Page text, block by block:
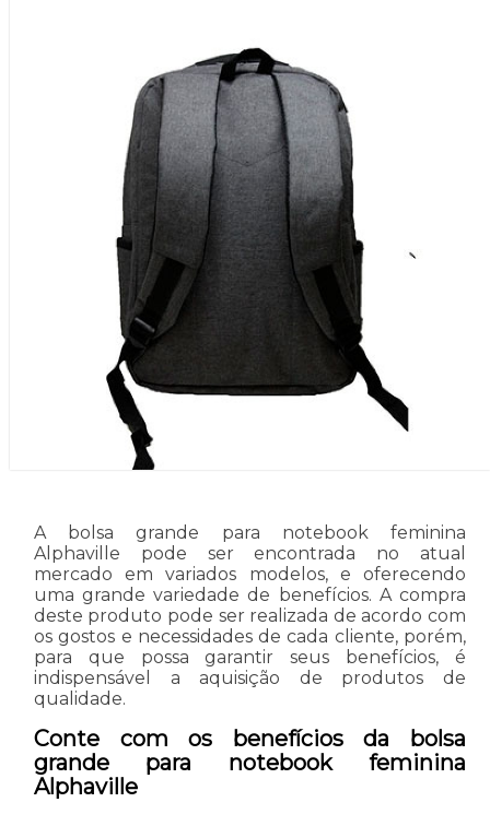
A bolsa grande para notebook feminina
Alphaville pode ser encontrada no atual
mercado em variados modelos, e oferecendo
uma grande variedade de benefícios. A compra
deste produto pode ser realizada de acordo com
os gostos e necessidades de cada cliente, porém,
para que possa garantir seus benefícios, é
indispensável a aquisição de produtos de
qualidade.
Conte com os benefícios da bolsa
grande para notebook feminina
Alphaville